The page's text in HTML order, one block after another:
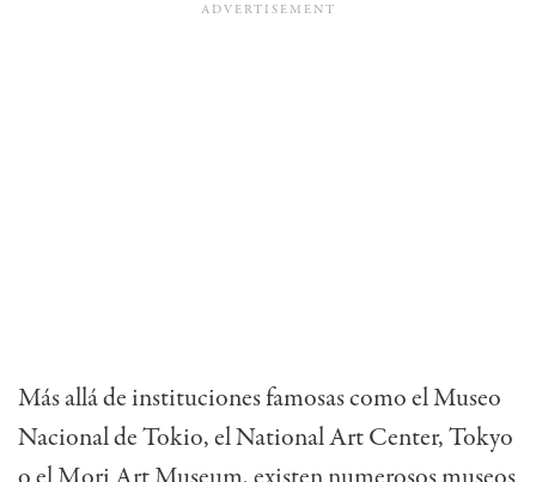
Más allá de instituciones famosas como el Museo
Nacional de Tokio, el National Art Center, Tokyo